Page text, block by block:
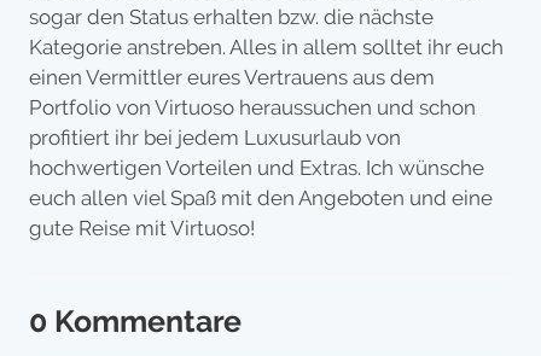
sogar den Status erhalten bzw. die nächste
Kategorie anstreben. Alles in allem solltet ihr euch
einen Vermittler eures Vertrauens aus dem
Portfolio von Virtuoso heraussuchen und schon
profitiert ihr bei jedem Luxusurlaub von
hochwertigen Vorteilen und Extras. Ich wünsche
euch allen viel Spaß mit den Angeboten und eine
gute Reise mit Virtuoso!
0 Kommentare